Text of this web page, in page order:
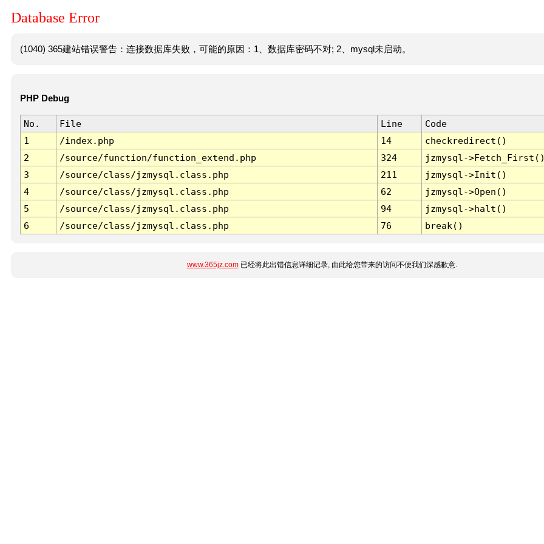
Database Error
(1040) 365建站错误警告：连接数据库失败，可能的原因：1、数据库密码不对; 2、mysql未启动。
PHP Debug
No. File Line
Code
1
/index.php 14
checkredirect()
2
/source/function/function_extend.php 324
jzmysql-
3
/source/class/jzmysql.class.php 211
jzmysql->Init()
4
/source/class/jzmysql.class.php 62
jzmysql->Open()
5
/source/class/jzmysql.class.php 94
jzmysql->halt()
6
/source/class/jzmysql.class.php 76 break()
www.365jz.com已经将此出错信息详细记录, 由此给您带来的访问不便我们深感歉意.